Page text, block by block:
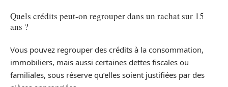
Quels crédits peut-on regrouper dans un rachat sur 15
ans ?
Vous pouvez regrouper des crédits à la consommation,
immobiliers, mais aussi certaines dettes fiscales ou
familiales, sous réserve qu’elles soient justifiées par des